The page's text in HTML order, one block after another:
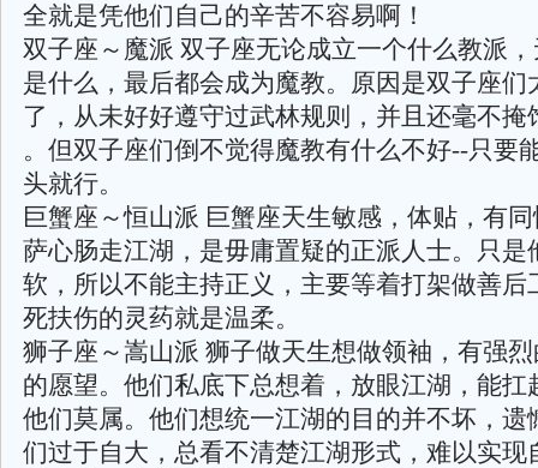
全就是凭他们自己的辛苦不容易啊！
双子座～魔派 双子座无论成立一个什么教派
是什么，最后都会成为魔教。原因是双子座们
了，从未好好遵守过武林规则，并且还毫不掩
。但双子座们倒不觉得魔教有什么不好--只要
头就行。
巨蟹座～恒山派 巨蟹座天生敏感，体贴，有
萨心肠走江湖，是毋庸置疑的正派人士。只是
软，所以不能主持正义，主要等着打架做善后
死扶伤的灵药就是温柔。
狮子座～嵩山派 狮子做天生想做领袖，有强
的愿望。他们私底下总想着，放眼江湖，能扛
他们莫属。他们想统一江湖的目的并不坏，遗
们过于自大，总看不清楚江湖形式，难以实现